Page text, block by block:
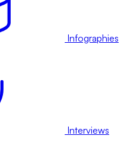
Infographies
Interviews